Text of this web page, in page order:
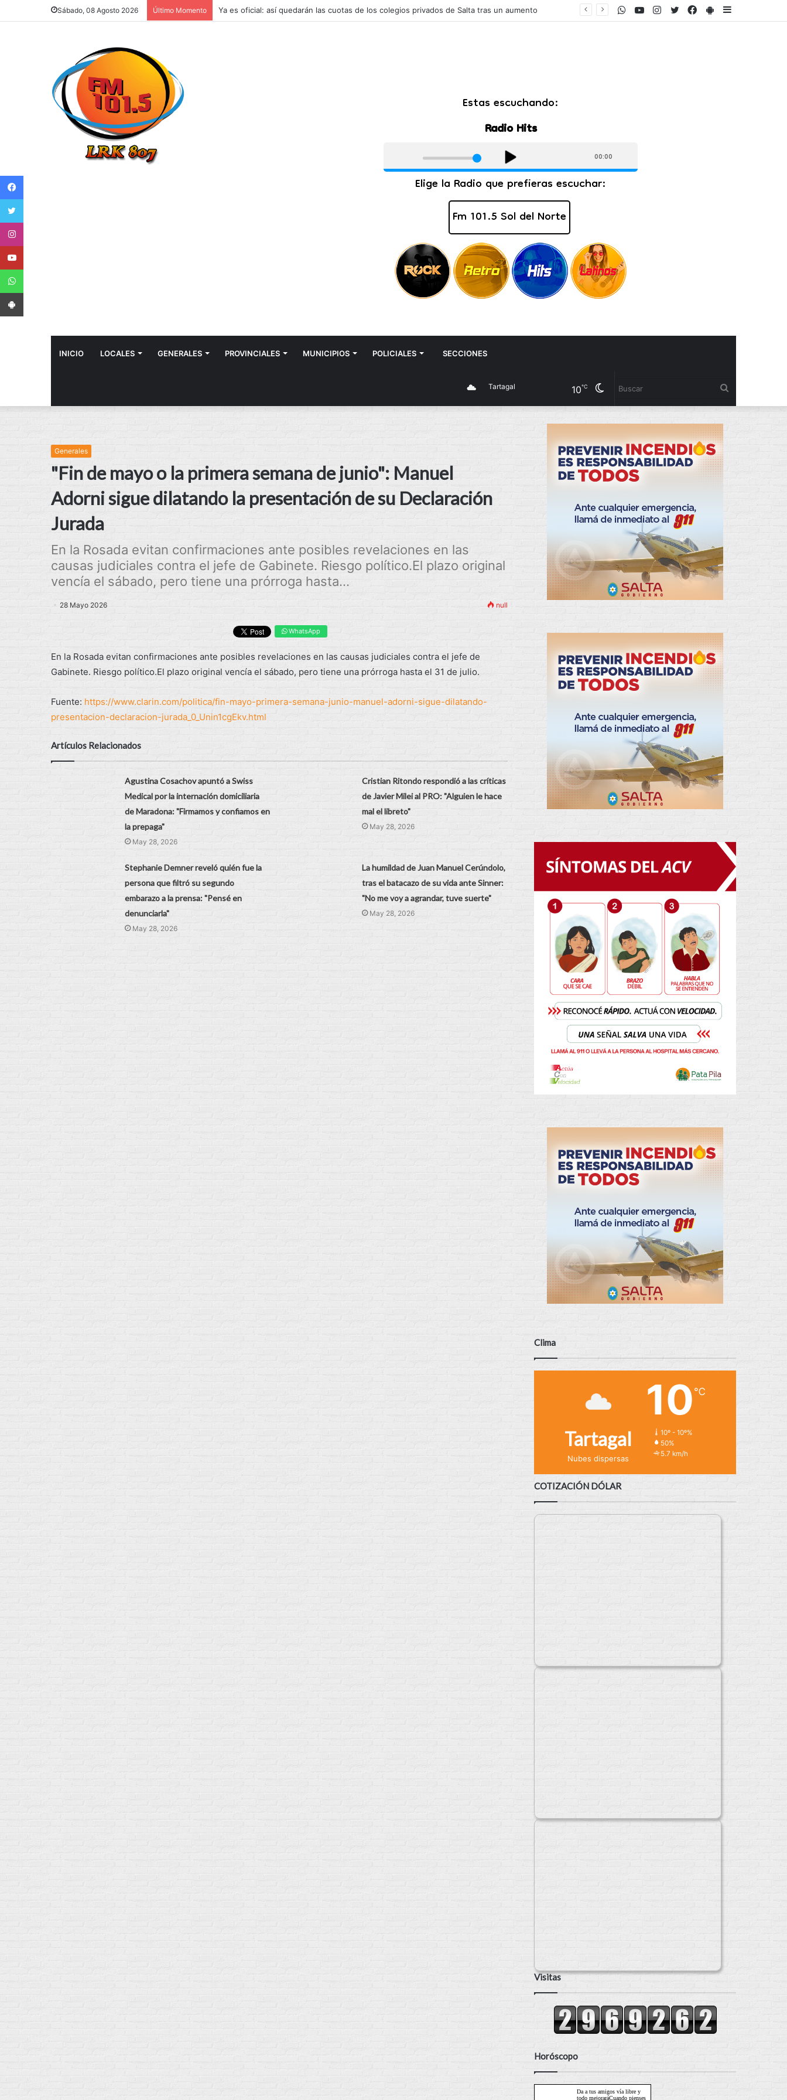
Sábado, 08 Agosto 2026 Último Momento Argentina es potencia mundial en exportar carne de caballo: mueve millones de dólares PlayStore
Facebook
Twitter
Instagram
Youtube
WhatsApp
INICIO LOCALES GENERALES PROVINCIALES MUNICIPIOS POLICIALES SECCIONES
Cambiar
modo
Tartagal 10℃
Generales
"Fin de mayo o la primera semana de junio": Manuel
Adorni sigue dilatando la presentación de su Declaración
Jurada
En la Rosada evitan confirmaciones ante posibles revelaciones en las
causas judiciales contra el jefe de Gabinete. Riesgo político.El plazo original
vencía el sábado, pero tiene una prórroga hasta...
28 Mayo 2026 null
WhatsApp
En la Rosada evitan confirmaciones ante posibles revelaciones en las causas judiciales contra el jefe de
Gabinete. Riesgo político.El plazo original vencía el sábado, pero tiene una prórroga hasta el 31 de julio.
Fuente: https://www.clarin.com/politica/fin-mayo-primera-semana-junio-manuel-adorni-sigue-dilatando-
presentacion-declaracion-jurada_0_Unin1cgEkv.html
Artículos Relacionados
Agustina Cosachov apuntó a Swiss
Medical por la internación domiciliaria
de Maradona: "Firmamos y confiamos en
la prepaga"
May 28, 2026
Cristian Ritondo respondió a las críticas
de Javier Milei al PRO: "Alguien le hace
mal el libreto"
May 28, 2026
Stephanie Demner reveló quién fue la
persona que filtró su segundo
embarazo a la prensa: "Pensé en
denunciarla"
May 28, 2026
La humildad de Juan Manuel Cerúndolo,
tras el batacazo de su vida ante Sinner:
"No me voy a agrandar, tuve suerte"
May 28, 2026
Clima
Tartagal
Nubes dispersas
10 ℃
10º - 10º%
50%
5.7 km/h
COTIZACIÓN DÓLAR
Visitas
Horóscopo